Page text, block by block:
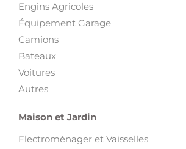
Engins Agricoles
Équipement Garage
Camions
Bateaux
Voitures
Autres
Maison et Jardin
Electroménager et Vaisselles